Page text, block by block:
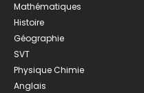
Mathématiques
Histoire
Géographie
SVT
Physique Chimie
Anglais